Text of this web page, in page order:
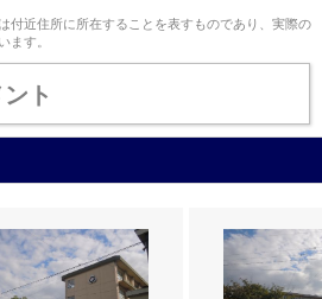
付近住所に所在することを表すものであり、実際の
ます。
ト